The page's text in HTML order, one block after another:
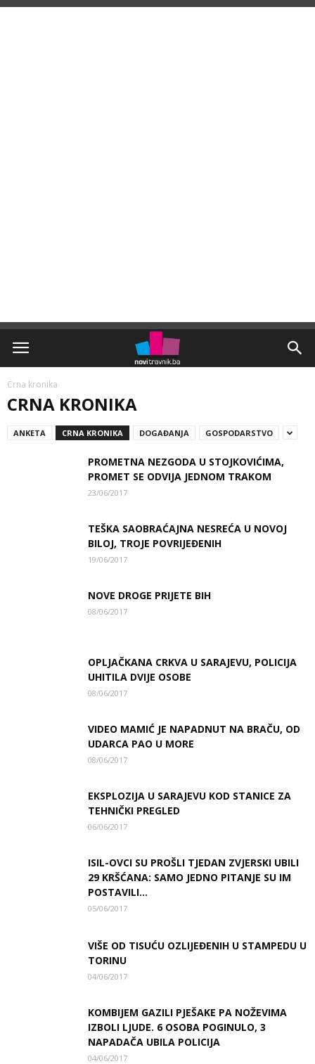
Crna kronika
CRNA KRONIKA
ANKETA CRNA KRONIKA DOGAĐANJA GOSPODARSTVO
PROMETNA NEZGODA U STOJKOVIĆIMA,
PROMET SE ODVIJA JEDNOM TRAKOM
23/06/2017
TEŠKA SAOBRAĆAJNA NESREĆA U NOVOJ
BILOJ, TROJE POVRIJEĐENIH
19/06/2017
NOVE DROGE PRIJETE BIH
08/06/2017
OPLJAČKANA CRKVA U SARAJEVU, POLICIJA
UHITILA DVIJE OSOBE
08/06/2017
VIDEO MAMIĆ JE NAPADNUT NA BRAČU, OD
UDARCA PAO U MORE
08/06/2017
EKSPLOZIJA U SARAJEVU KOD STANICE ZA
TEHNIČKI PREGLED
06/06/2017
ISIL-OVCI SU PROŠLI TJEDAN ZVJERSKI UBILI
29 KRŠĆANA: SAMO JEDNO PITANJE SU IM
POSTAVILI...
05/06/2017
VIŠE OD TISUĆU OZLIJEĐENIH U STAMPEDU U
TORINU
04/06/2017
KOMBIJEM GAZILI PJEŠAKE PA NOŽEVIMA
IZBOLI LJUDE. 6 OSOBA POGINULO, 3
NAPADAČA UBILA POLICIJA
04/06/2017